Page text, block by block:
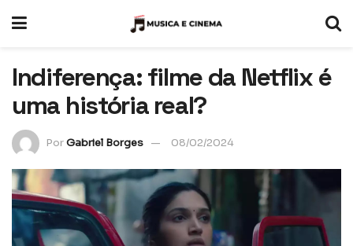
Indiferença: filme da Netflix é
uma história real?
PorGabriel Borges 08/02/2024